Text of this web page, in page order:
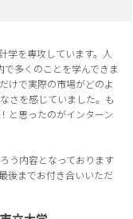
学を専攻しています。人
で多くのことを学んできま
けで実際の市場がどのよ
さを感じていました。も
と思ったのがインターン
う内容となっております
後までお付き合いいただ